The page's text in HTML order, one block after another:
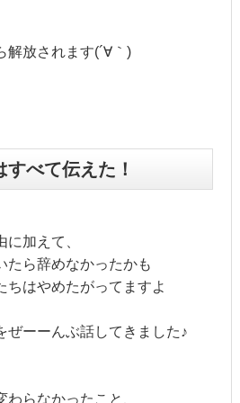
解放されます(´∀｀)
べて伝えた！
加えて、
たら辞めなかったかも
ちはやめたがってますよ
ぜーーんぶ話してきました♪
らなかったこと、